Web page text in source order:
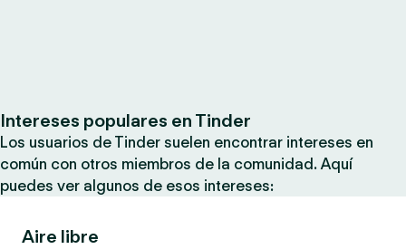
Intereses populares en Tinder
Los usuarios de Tinder suelen encontrar intereses en
común con otros miembros de la comunidad. Aquí
puedes ver algunos de esos intereses:
Aire libre